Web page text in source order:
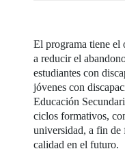
El programa tiene
a reducir el
estudiantes con
jóvenes con
Educación
ciclos formativos,
universidad, a fin de
calidad en el futuro.